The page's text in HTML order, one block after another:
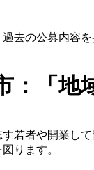
去の公募内容
：「
若者や開業し
ります。